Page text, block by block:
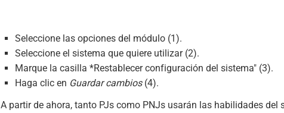
Seleccione las opciones del módulo (1).
Seleccione el sistema que quiere utilizar (2).
Marque la casilla *Restablecer configuración del sistema" (3).
Haga clic en Guardar cambios(4).
A partir de ahora, tanto PJs como PNJs usarán las habilidades del